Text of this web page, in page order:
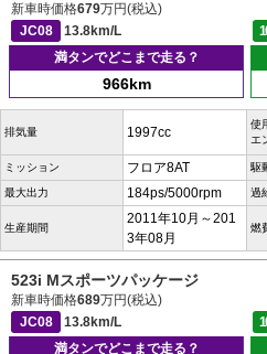
新車時価格679万円(税込)
JC08
13.8km/L
満タンでどこまで走る？
966km
排気量 1997cc
使
エ
ミッション フロア8AT 駆
最大出力 184ps/5000rpm 過
生産期間
2011年10月～201
3年08月
燃
523i Mスポーツパッケージ
新車時価格689万円(税込)
JC08
13.8km/L
満タンでどこまで走る？